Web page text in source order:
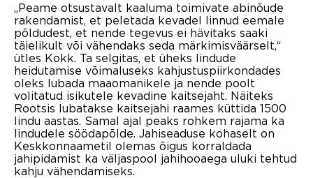
„Peame otsustavalt kaaluma toimivate abinõude
rakendamist, et peletada kevadel linnud eemale
põldudest, et nende tegevus ei hävitaks saaki
täielikult või vähendaks seda märkimisväärselt,“
ütles Kokk. Ta selgitas, et üheks lindude
heidutamise võimaluseks kahjustuspiirkondades
oleks lubada maaomanikele ja nende poolt
volitatud isikutele kevadine kaitsejaht. Näiteks
Rootsis lubatakse kaitsejahi raames küttida 1500
lindu aastas. Samal ajal peaks rohkem rajama ka
lindudele söödapõlde. Jahiseaduse kohaselt on
Keskkonnaametil olemas õigus korraldada
jahipidamist ka väljaspool jahihooaega uluki tehtud
kahju vähendamiseks.